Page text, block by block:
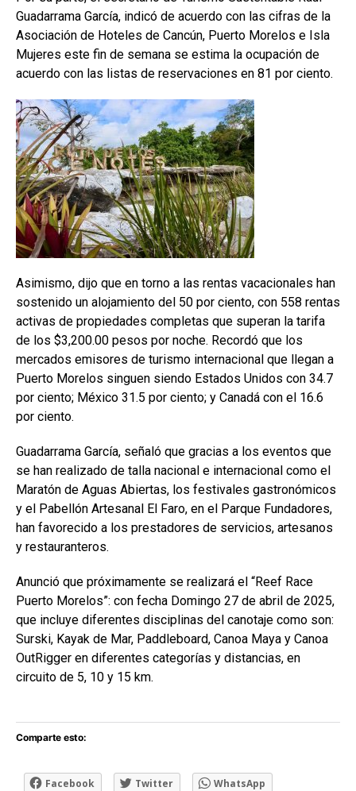
Guadarrama García, indicó de acuerdo con las cifras de la
Asociación de Hoteles de Cancún, Puerto Morelos e Isla
Mujeres este fin de semana se estima la ocupación de
acuerdo con las listas de reservaciones en 81 por ciento.
Asimismo, dijo que en torno a las rentas vacacionales han
sostenido un alojamiento del 50 por ciento, con 558 rentas
activas de propiedades completas que superan la tarifa
de los $3,200.00 pesos por noche. Recordó que los
mercados emisores de turismo internacional que llegan a
Puerto Morelos singuen siendo Estados Unidos con 34.7
por ciento; México 31.5 por ciento; y Canadá con el 16.6
por ciento.
Guadarrama García, señaló que gracias a los eventos que
se han realizado de talla nacional e internacional como el
Maratón de Aguas Abiertas, los festivales gastronómicos
y el Pabellón Artesanal El Faro, en el Parque Fundadores,
han favorecido a los prestadores de servicios, artesanos
y restauranteros.
Anunció que próximamente se realizará el “Reef Race
Puerto Morelos”: con fecha Domingo 27 de abril de 2025,
que incluye diferentes disciplinas del canotaje como son:
Surski, Kayak de Mar, Paddleboard, Canoa Maya y Canoa
OutRigger en diferentes categorías y distancias, en
circuito de 5, 10 y 15 km.
Comparte esto:
Facebook Twitter WhatsApp